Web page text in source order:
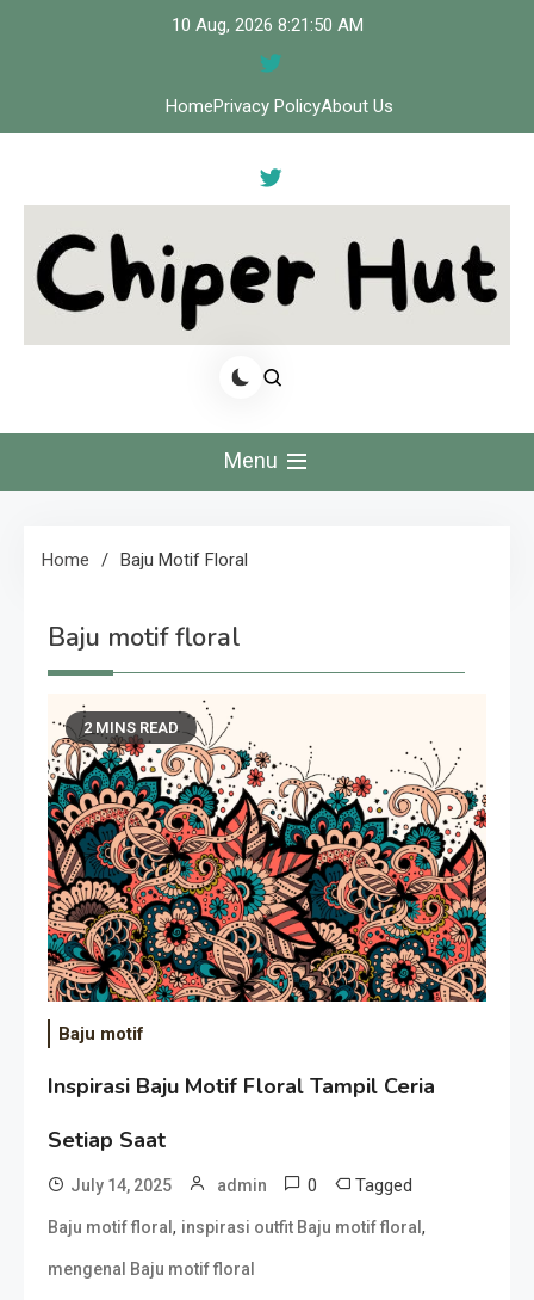
10 Aug, 2026 8:21:50 AM
HomePrivacy PolicyAbout Us
Cipher Hut
Menu
Home Baju Motif Floral
Baju motif floral
2 MINS READ
Baju motif
Inspirasi Baju Motif Floral Tampil Ceria
Setiap Saat
July 14, 2025 admin 0 Tagged
Baju motif floral , inspirasi outfit Baju motif floral ,
mengenal Baju motif floral